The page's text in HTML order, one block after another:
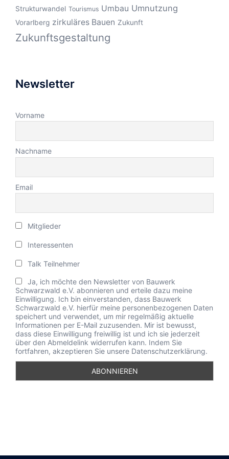
Strukturwandel Tourismus Umbau Umnutzung
Vorarlberg zirkuläres Bauen Zukunft
Zukunftsgestaltung
Newsletter
Vorname
Nachname
Email
Mitglieder
Interessenten
Talk Teilnehmer
Ja, ich möchte den Newsletter von Bauwerk
Schwarzwald e.V. abonnieren und erteile dazu meine
Einwilligung. Ich bin einverstanden, dass Bauwerk
Schwarzwald e.V. hierfür meine personenbezogenen Daten
speichert und verwendet, um mir regelmäßig aktuelle
Informationen per E-Mail zuzusenden. Mir ist bewusst,
dass diese Einwilligung freiwillig ist und ich sie jederzeit
über den Abmeldelink widerrufen kann. Indem Sie
fortfahren, akzeptieren Sie unsere Datenschutzerklärung.